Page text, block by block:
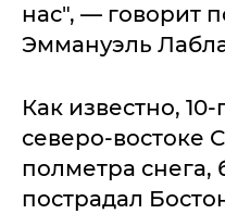
нас", — говорит
Эммануэль
Как известно,
северо-востоке
полметра снега,
пострадал